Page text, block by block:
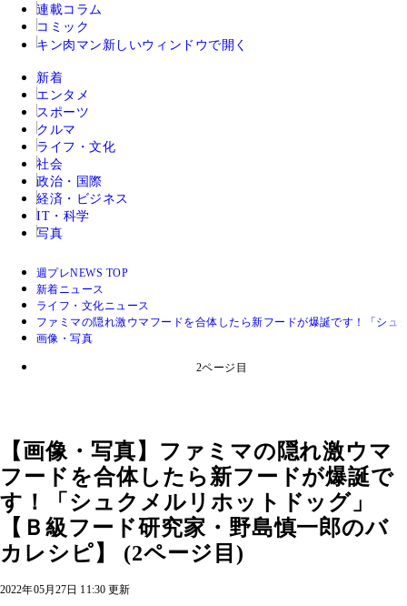
連載コラム
コミック
キン肉マン 新しいウィンドウで開く
新着
エンタメ
スポーツ
クルマ
ライフ・文化
社会
政治・国際
経済・ビジネス
IT・科学
写真
週プレNEWS TOP
新着ニュース
ライフ・文化ニュース
ファミマの隠れ激ウマフードを合体したら新フードが爆誕です！「シ
画像・写真
2ページ目
【画像・写真】ファミマの隠れ激ウマ
フードを合体したら新フードが爆誕で
す！「シュクメルリホットドッグ」
【Ｂ級フード研究家・野島慎一郎のバ
カレシピ】 (2ページ目)
2022年05月27日 11:30 更新